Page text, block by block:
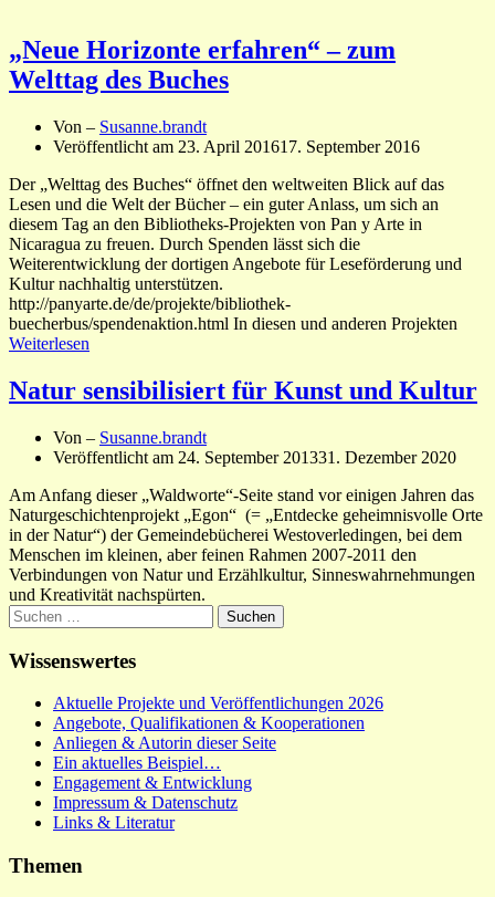
„Neue Horizonte erfahren“ – zum
Welttag des Buches
Von – Susanne.brandt
Veröffentlicht am 23. April 201617. September 2016
Der „Welttag des Buches“ öffnet den weltweiten Blick auf das
Lesen und die Welt der Bücher – ein guter Anlass, um sich an
diesem Tag an den Bibliotheks-Projekten von Pan y Arte in
Nicaragua zu freuen. Durch Spenden lässt sich die
Weiterentwicklung der dortigen Angebote für Leseförderung und
Kultur nachhaltig unterstützen.
http://panyarte.de/de/projekte/bibliothek-
buecherbus/spendenaktion.html In diesen und anderen Projekten
Weiterlesen
Natur sensibilisiert für Kunst und Kultur
Von – Susanne.brandt
Veröffentlicht am 24. September 201331. Dezember 2020
Am Anfang dieser „Waldworte“-Seite stand vor einigen Jahren das
Naturgeschichtenprojekt „Egon“ (= „Entdecke geheimnisvolle Orte
in der Natur“) der Gemeindebücherei Westoverledingen, bei dem
Menschen im kleinen, aber feinen Rahmen 2007-2011 den
Verbindungen von Natur und Erzählkultur, Sinneswahrnehmungen
und Kreativität nachspürten.
Suchen
nach:
Wissenswertes
Aktuelle Projekte und Veröffentlichungen 2026
Angebote, Qualifikationen & Kooperationen
Anliegen & Autorin dieser Seite
Ein aktuelles Beispiel…
Engagement & Entwicklung
Impressum & Datenschutz
Links & Literatur
Themen